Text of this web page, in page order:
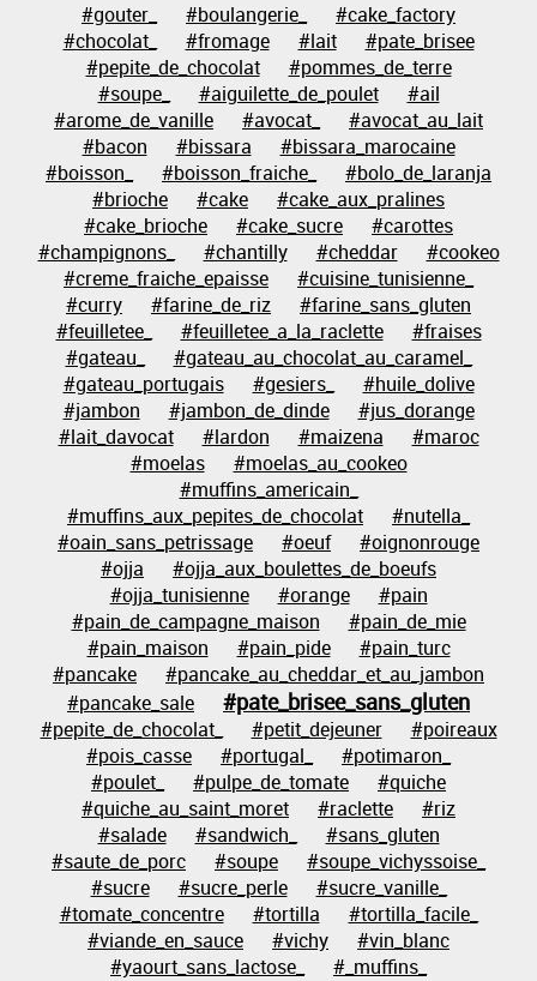
#gouter_ #boulangerie_
#cake_factory
#chocolat_
#fromage #lait
#pate_brisee
#pepite_de_chocolat
#pommes_de_terre
#soupe_
#aiguilette_de_poulet
#ail
#arome_de_vanille
#avocat_
#avocat_au_lait
#bacon
#bissara
#bissara_marocaine
#boisson_
#boisson_fraiche_
#bolo_de_laranja
#brioche
#cake
#cake_aux_pralines
#cake_brioche
#cake_sucre
#carottes
#champignons_
#chantilly #cheddar
#cookeo
#creme_fraiche_epaisse
#cuisine_tunisienne_
#curry
#farine_de_riz
#farine_sans_gluten
#feuilletee_
#feuilletee_a_la_raclette
#fraises
#gateau_
#gateau_au_chocolat_au_caramel_
#gateau_portugais
#gesiers_
#huile_dolive
#jambon
#jambon_de_dinde
#jus_dorange
#lait_davocat
#lardon #maizena
#maroc
#moelas
#moelas_au_cookeo
#muffins_americain_
#muffins_aux_pepites_de_chocolat
#nutella_
#oain_sans_petrissage
#oeuf
#oignonrouge
#ojja
#ojja_aux_boulettes_de_boeufs
#ojja_tunisienne
#orange
#pain
#pain_de_campagne_maison
#pain_de_mie
#pain_maison
#pain_pide
#pain_turc
#pancake
#pancake_au_cheddar_et_au_jambon
#pancake_sale
#pate_brisee_sans_gluten
#pepite_de_chocolat_ #petit_dejeuner
#poireaux
#pois_casse
#portugal_
#potimaron_
#poulet_
#pulpe_de_tomate
#quiche
#quiche_au_saint_moret
#raclette
#riz
#salade
#sandwich_
#sans_gluten
#saute_de_porc
#soupe
#soupe_vichyssoise_
#sucre
#sucre_perle
#sucre_vanille_
#tomate_concentre
#tortilla
#tortilla_facile_
#viande_en_sauce
#vichy
#vin_blanc
#yaourt_sans_lactose_
#_muffins_